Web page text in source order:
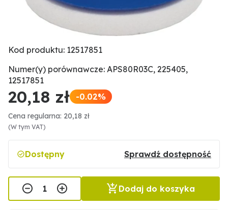
Kod produktu: 12517851
Numer(y) porównawcze: APS80R03C, 225405,
12517851
20,18 zł -0.02%
Cena regularna: 20,18 zł
(W tym VAT)
Dostępny Sprawdź dostępność
Dodaj do koszyka